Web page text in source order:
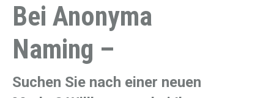
Bei Anonyma
Naming –
Suchen Sie nach einer neuen